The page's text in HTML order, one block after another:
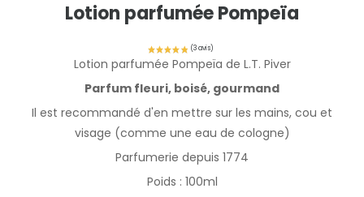
Lotion parfumée Pompeïa
Lotion parfumée Pompeïa de L.T. Piver
Parfum fleuri, boisé, gourmand
Il est recommandé d'en mettre sur les mains, cou et
visage (comme une eau de cologne)
Parfumerie depuis 1774
Poids : 100ml